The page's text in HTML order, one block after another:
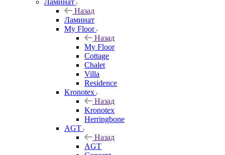
Ламинат
Назад
Ламинат
My Floor
Назад
My Floor
Cottage
Chalet
Villa
Residence
Kronotex
Назад
Kronotex
Herringbone
AGT
Назад
AGT